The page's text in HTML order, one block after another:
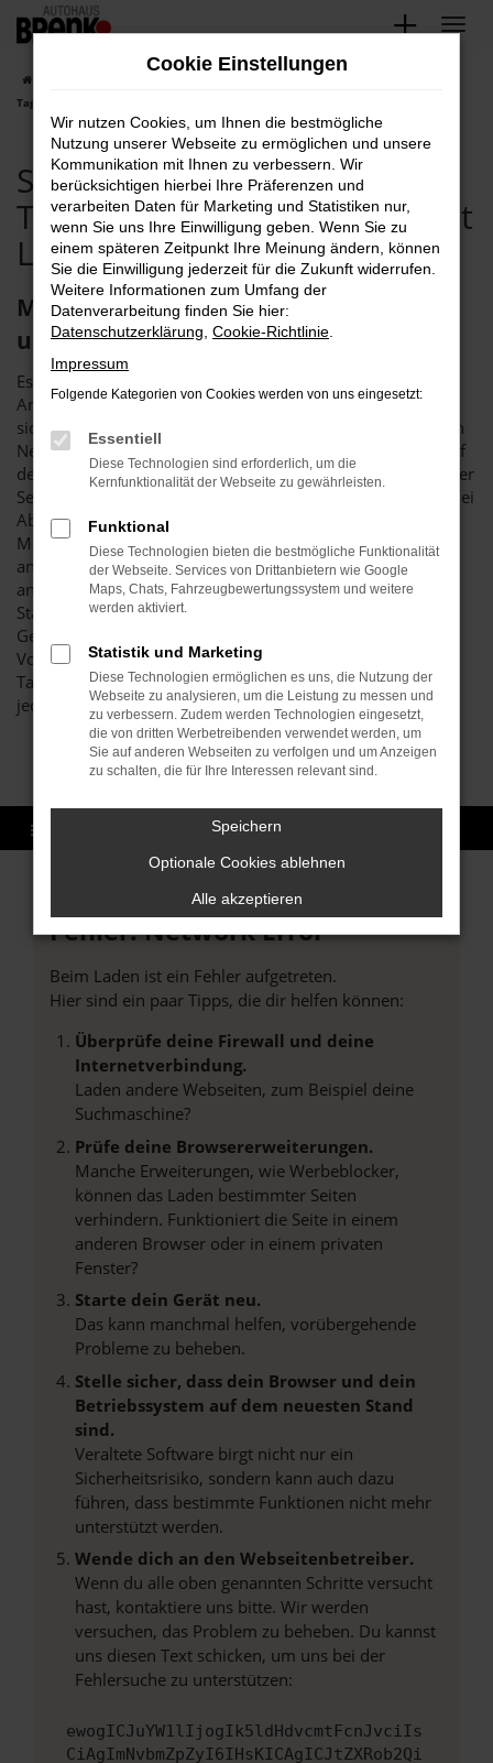
Zum
springen
Seat Rastatt, Seat Arona
Tageszulassung Angebote mit Lieferservice nach Rastatt
Seat Rastatt, Seat Arona
Tageszulassung Angebote mit
Lieferservice nach Rastatt
Mit der Seat Arona Tageszulassung
unterwegs in Rastatt
Es gibt Schnäppchen und es gibt dauerhaft erstklassige
Angebote. Bei einer Seat Arona Tageszulassung handelt es
sich um die perfekte Synthese, denn hier erhalten Sie einen
Neuwagen zum Preis eines Gebrauchten. Wer in Rastatt auf
der Suche nach dem passenden Fahrzeug ist, steigt mit einer
Seat Arona Tageszulassung günstig ein und braucht keinerlei
Abstriche gegenüber einem Neufahrzeug hinzunehmen.
Möglich wird dies durch die eintägige Zulassung des
angebotenen Modells, die in Rastatt oder auch an einem
anderen Ort erfolgt sein kann. Hierdurch ändert sich der
Status des Fahrzeugs von einem Neuwagen zum
Gebrauchtwagen, denn schließlich existiert offiziell ein
Vorbesitzer. Sie kaufen somit eine Seat Arona
Tageszulassung für Rastatt aus zweiter Hand, profitieren
jedoch davon, dass das Auto noch nicht gefahren wurde.
Fehler: Network Error
Beim Laden ist ein Fehler aufgetreten.
Hier sind ein paar Tipps, die dir helfen können:
Überprüfe deine Firewall und deine
Internetverbindung.
Laden andere Webseiten, zum Beispiel deine
Suchmaschine?
Prüfe deine Browsererweiterungen.
Manche Erweiterungen, wie Werbeblocker,
können das Laden bestimmter Seiten
verhindern. Funktioniert die Seite in einem
anderen Browser oder in einem privaten
Fenster?
Starte dein Gerät neu.
Das kann manchmal helfen, vorübergehende
Probleme zu beheben.
Stelle sicher, dass dein Browser und dein
Betriebssystem auf dem neuesten Stand
sind.
Veraltete Software birgt nicht nur ein
Sicherheitsrisiko, sondern kann auch dazu
führen, dass bestimmte Funktionen nicht mehr
unterstützt werden.
Wende dich an den Webseitenbetreiber.
Wenn du alle oben genannten Schritte versucht
hast, kontaktiere uns bitte. Wir werden
versuchen, das Problem zu beheben. Du kannst
uns diesen Text schicken, um uns bei der
Fehlersuche zu unterstützen:
ewogICJuYW1lIjogIk5ldHdvcmtFcnJvciIs
CiAgImNvbmZpZyI6IHsKICAgICJtZXRob2Qi
Cookie Einstellungen
Wir nutzen Cookies, um Ihnen die bestmögliche
Nutzung unserer Webseite zu ermöglichen und unsere
Kommunikation mit Ihnen zu verbessern. Wir
berücksichtigen hierbei Ihre Präferenzen und
verarbeiten Daten für Marketing und Statistiken nur,
wenn Sie uns Ihre Einwilligung geben. Wenn Sie zu
einem späteren Zeitpunkt Ihre Meinung ändern, können
Sie die Einwilligung jederzeit für die Zukunft widerrufen.
Weitere Informationen zum Umfang der
Datenverarbeitung finden Sie hier:
Datenschutzerklärung Cookie-Richtlinie
Impressum
Folgende Kategorien von Cookies werden von uns eingesetzt:
Essentiell
Diese Technologien sind erforderlich, um die
Kernfunktionalität der Webseite zu gewährleisten.
Funktional
Diese Technologien bieten die bestmögliche Funktionalität
der Webseite. Services von Drittanbietern wie Google
Maps, Chats, Fahrzeugbewertungssystem und weitere
werden aktiviert.
Statistik und Marketing
Diese Technologien ermöglichen es uns, die Nutzung der
Webseite zu analysieren, um die Leistung zu messen und
zu verbessern. Zudem werden Technologien eingesetzt,
die von dritten Werbetreibenden verwendet werden, um
Sie auf anderen Webseiten zu verfolgen und um Anzeigen
zu schalten, die für Ihre Interessen relevant sind.
Speichern
Optionale Cookies ablehnen
Alle akzeptieren